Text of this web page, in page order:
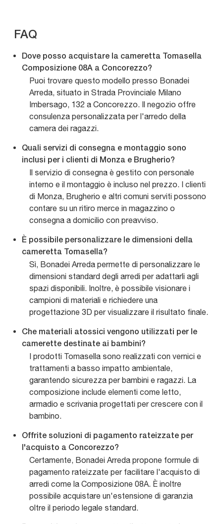
FAQ
Dove posso acquistare la cameretta Tomasella
Composizione 08A a Concorezzo?
Puoi trovare questo modello presso Bonadei
Arreda, situato in Strada Provinciale Milano
Imbersago, 132 a Concorezzo. Il negozio offre
consulenza personalizzata per l'arredo della
camera dei ragazzi.
Quali servizi di consegna e montaggio sono
inclusi per i clienti di Monza e Brugherio?
Il servizio di consegna è gestito con personale
interno e il montaggio è incluso nel prezzo. I clienti
di Monza, Brugherio e altri comuni serviti possono
contare su un ritiro merce in magazzino o
consegna a domicilio con preavviso.
È possibile personalizzare le dimensioni della
cameretta Tomasella?
Sì, Bonadei Arreda permette di personalizzare le
dimensioni standard degli arredi per adattarli agli
spazi disponibili. Inoltre, è possibile visionare i
campioni di materiali e richiedere una
progettazione 3D per visualizzare il risultato finale.
Che materiali atossici vengono utilizzati per le
camerette destinate ai bambini?
I prodotti Tomasella sono realizzati con vernici e
trattamenti a basso impatto ambientale,
garantendo sicurezza per bambini e ragazzi. La
composizione include elementi come letto,
armadio e scrivania progettati per crescere con il
bambino.
Offrite soluzioni di pagamento rateizzate per
l'acquisto a Concorezzo?
Certamente, Bonadei Arreda propone formule di
pagamento rateizzate per facilitare l'acquisto di
arredi come la Composizione 08A. È inoltre
possibile acquistare un'estensione di garanzia
oltre il periodo legale standard.